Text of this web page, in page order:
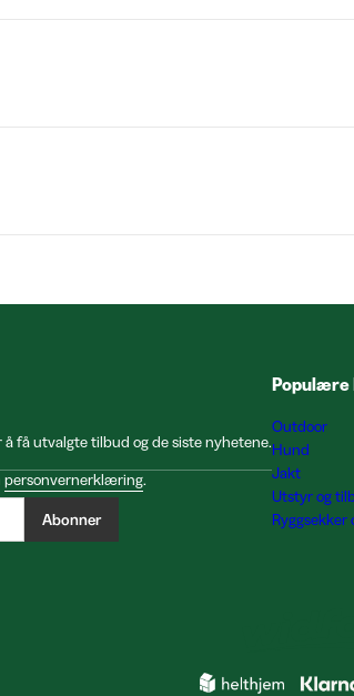
få utvalgte tilbud og de siste nyhetene.
personvernerklæring.
Abonner
Populære
Outdoor
Hund
Jakt
Utstyr og
Ryggsekker